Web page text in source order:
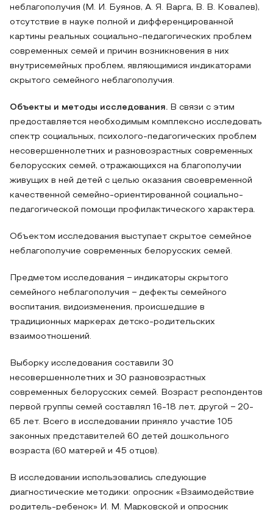
неблагополучия (М. И. Буянов, А. Я. Варга, В. В. Ковалев),
отсутствие в науке полной и дифференцированной
картины реальных социально-педагогических проблем
современных семей и причин возникновения в них
внутрисемейных проблем, являющимися индикаторами
скрытого семейного неблагополучия.
Объекты и методы исследования. В связи с этим
предоставляется необходимым комплексно исследовать
спектр социальных, психолого-педагогических проблем
несовершеннолетних и разновозрастных современных
белорусских семей, отражающихся на благополучии
живущих в ней детей с целью оказания своевременной
качественной семейно-ориентированной социально-
педагогической помощи профилактического характера.
Объектом исследования выступает скрытое семейное
неблагополучие современных белорусских семей.
Предметом исследования − индикаторы скрытого
семейного неблагополучия − дефекты семейного
воспитания, видоизменения, происшедшие в
традиционных маркерах детско-родительских
взаимоотношений.
Выборку исследования составили 30
несовершеннолетних и 30 разновозрастных
современных белорусских семей. Возраст респондентов
первой группы семей составлял 16-18 лет, другой − 20-
65 лет. Всего в исследовании приняло участие 105
законных представителей 60 детей дошкольного
возраста (60 матерей и 45 отцов).
В исследовании использовались следующие
диагностические методики: опросник «Взаимодействие
родитель-ребенок» И. М. Марковской и опросник